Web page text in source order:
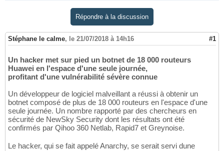
Répondre à la discussion
Stéphane le calme, le 21/07/2018 à 14h16 #1
Un hacker met sur pied un botnet de 18 000 routeurs
Huawei en l'espace d'une seule journée,
profitant d'une vulnérabilité sévère connue
Un développeur de logiciel malveillant a réussi à obtenir un
botnet composé de plus de 18 000 routeurs en l'espace d'une
seule journée. Un nombre rapporté par des chercheurs en
sécurité de NewSky Security dont les résultats ont été
confirmés par Qihoo 360 Netlab, Rapid7 et Greynoise.
Le hacker, qui se fait appelé Anarchy, se serait servi dune